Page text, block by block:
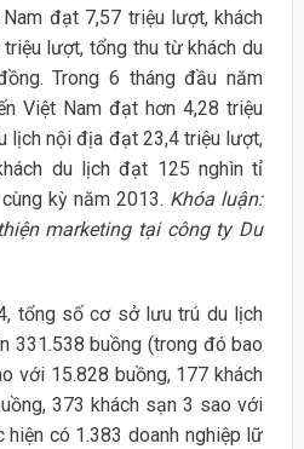
đạt 7,57 triệu lượt, khách
lượt, tổng thu từ khách du
Trong 6 tháng đầu năm
Việt Nam đạt hơn 4,28 triệu
lịch nội địa đạt 23,4 triệu lượt,
du lịch đạt 125 nghìn tỉ
kỳ năm 2013. Khóa luận:
marketing tại công ty Du
tổng số cơ sở lưu trú du lịch
331.538 buồng (trong đó bao
với 15.828 buồng, 177 khách
373 khách sạn 3 sao với
hiện có 1.383 doanh nghiệp lữ